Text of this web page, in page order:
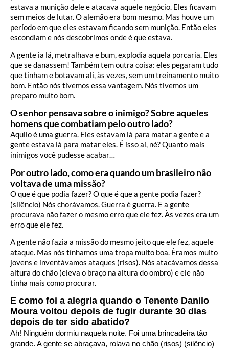
estava a munição dele e atacava aquele negócio. Eles ficavam
sem meios de lutar. O alemão era bom mesmo. Mas houve um
período em que eles estavam ficando sem munição. Então eles
escondiam e nós descobrimos onde é que estava.
A gente ia lá, metralhava e bum, explodia aquela porcaria. Eles
que se danassem! Também tem outra coisa: eles pegaram tudo
que tinham e botavam ali, às vezes, sem um treinamento muito
bom. Então nós tivemos essa vantagem. Nós tivemos um
preparo muito bom.
O senhor pensava sobre o inimigo? Sobre aqueles
homens que combatiam pelo outro lado?
Aquilo é uma guerra. Eles estavam lá para matar a gente e a
gente estava lá para matar eles. É isso aí, né? Quanto mais
inimigos você pudesse acabar…
Por outro lado, como era quando um brasileiro não
voltava de uma missão?
O que é que podia fazer? O que é que a gente podia fazer?
(silêncio) Nós chorávamos. Guerra é guerra. E a gente
procurava não fazer o mesmo erro que ele fez. Às vezes era um
erro que ele fez.
A gente não fazia a missão do mesmo jeito que ele fez, aquele
ataque. Mas nós tínhamos uma tropa muito boa. Éramos muito
jovens e inventávamos ataques (risos). Nós atacávamos dessa
altura do chão (eleva o braço na altura do ombro) e ele não
tinha mais como procurar.
E como foi a alegria quando o Tenente Danilo
Moura voltou depois de fugir durante 30 dias
depois de ter sido abatido?
Ah! Ninguém dormiu naquela noite. Foi uma brincadeira tão
grande. A gente se abraçava, rolava no chão (risos) (silêncio)